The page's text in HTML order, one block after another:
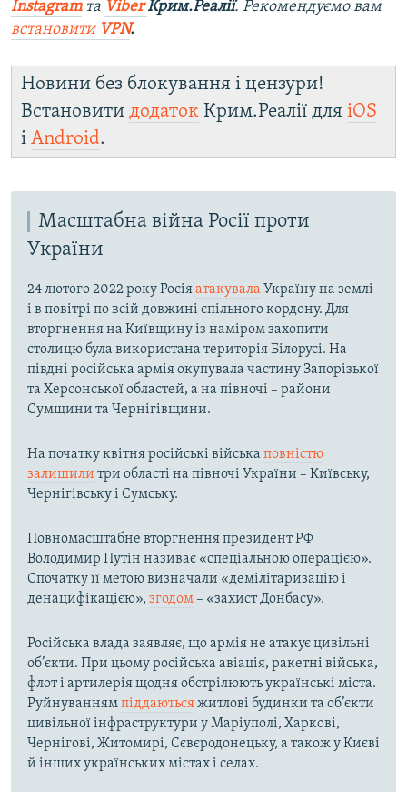
Instagramта ViberКрим.Реалії. Рекомендуємо вам
встановити VPN.
Новини без блокування і цензури!
Встановити додаток Крим.Реалії для iOS
і Android.
Масштабна війна Росії проти
України
24 лютого 2022 року Росіяатакувала Україну на землі
і в повітрі по всій довжині спільного кордону. Для
вторгнення на Київщину із наміром захопити
столицю була використана територія Білорусі. На
півдні російська армія окупувала частину Запорізької
та Херсонської областей, а на півночі – райони
Сумщини та Чернігівщини.
На початку квітня російські війська повністю
залишили три області на півночі України – Київську,
Чернігівську і Сумську.
Повномасштабне вторгнення президент РФ
Володимир Путін називає «спеціальною операцією».
Спочатку її метою визначали «демілітаризацію і
денацифікацією», згодом– «захист Донбасу».
Російська влада заявляє, що армія не атакує цивільні
об’єкти. При цьому російська авіація, ракетні війська,
флот і артилерія щодня обстрілюють українські міста.
Руйнуваннямпіддаютьсяжитлові будинки та об’єкти
цивільної інфраструктури у Маріуполі, Харкові,
Чернігові, Житомирі, Сєвєродонецьку, а також у Києві
й інших українських містах і селах.